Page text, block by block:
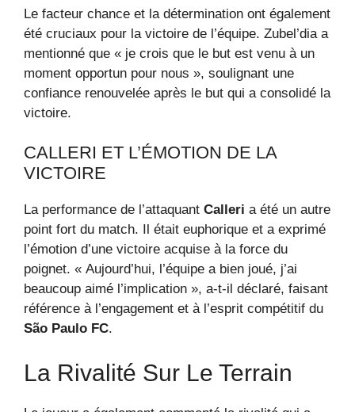
Le facteur chance et la détermination ont également
été cruciaux pour la victoire de l’équipe. Zubel’dia a
mentionné que « je crois que le but est venu à un
moment opportun pour nous », soulignant une
confiance renouvelée après le but qui a consolidé la
victoire.
CALLERI ET L’ÉMOTION DE LA
VICTOIRE
La performance de l’attaquant Calleri a été un autre
point fort du match. Il était euphorique et a exprimé
l’émotion d’une victoire acquise à la force du
poignet. « Aujourd’hui, l’équipe a bien joué, j’ai
beaucoup aimé l’implication », a-t-il déclaré, faisant
référence à l’engagement et à l’esprit compétitif du
São Paulo FC.
La Rivalité Sur Le Terrain